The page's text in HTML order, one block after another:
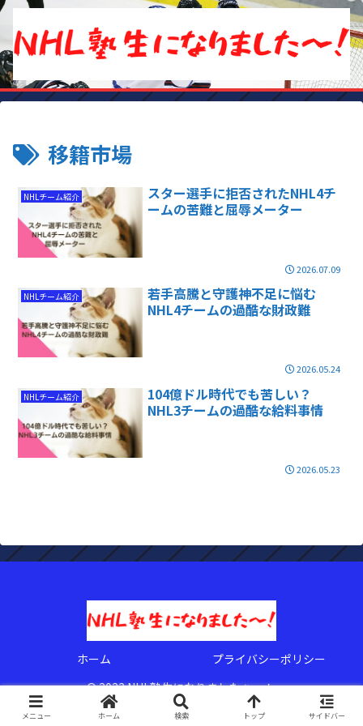
移籍市場
NHLチーム紹介
スター選手に拒否されたNHL4チ
ームの苦難と屈辱メーター
2026.07.09
NHLチーム紹介
若手高騰と守護神不足に悩む
NHL4チームの過酷な財政難
2026.05.24
NHLチーム紹介
104億ドル時代でも苦しい？
NHL3チームの過酷な給料事情
2026.05.23
ホーム
プライバシーポリシー
© 2022 NHL塾生になりましたぁ〜！.
メニュー ホーム 検索 トップ サイドバー